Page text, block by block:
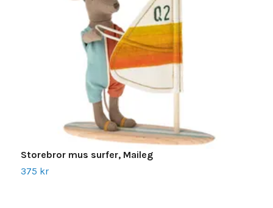
Storebror mus surfer, Maileg
375 kr